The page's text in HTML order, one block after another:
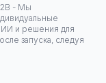
- Мы
и решения для
запуска, следуя